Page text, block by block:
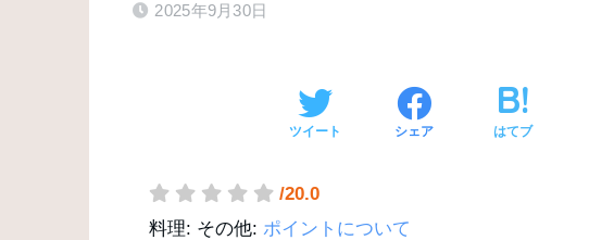
2025年9月30日
ツイート シェア はてブ
/20.0
料理: その他: ポイントについて